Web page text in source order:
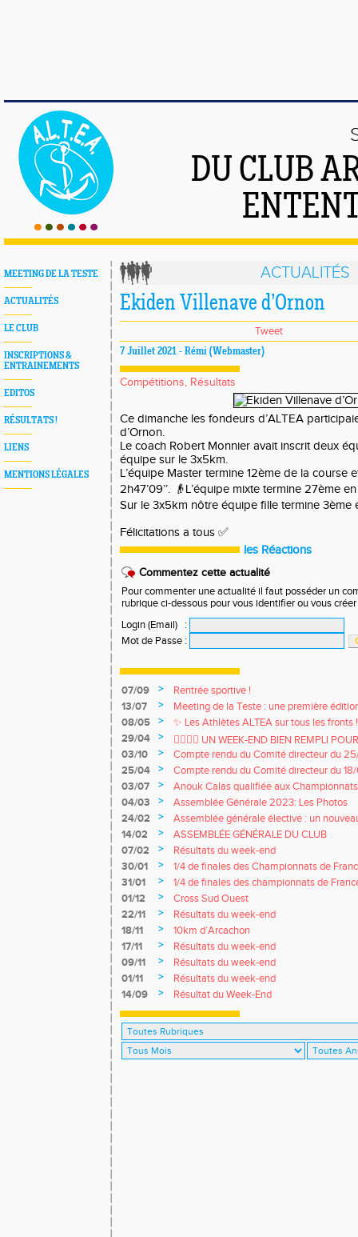
DU CLUB
MEETING DE LA TESTE
ACTUALITÉS
LE CLUB
INSCRIPTIONS &
ENTRAINEMENTS
EDITOS
RÉSULTATS !
LIENS
MENTIONS LÉGALES
ACTUALITÉS
Ekiden Villenave d’Ornon
Tweet
7 Juillet 2021 - Rémi (Webmaster)
Compétitions, Résultats
Ce dimanche les fondeurs d’ALTEA
d’Ornon.
Le coach Robert Monnier avait inscrit deux
équipe sur le 3x5km.
L’équipe Master termine 12ème de la course
2h47’09’’. 👴L’équipe mixte termine 27ème en
Sur le 3x5km nôtre équipe fille termine 3ème en
Félicitations a tous ✅
les Réactions
Commentez cette actualité
Pour commenter une actualité il faut posséder un
rubrique ci-dessous pour vous identifier ou vous
Login (Email)
:
Mot de Passe :
07/09 >
Rentrée sportive !
13/07
>
Meeting de la Teste : une première
08/05
>
✨ Les Athlètes ALTEA sur tous les fronts
29/04
>
🏃‍♀️🏃‍♂️ UN WEEK-END BIEN REMPLI
03/10
>
Compte rendu du Comité directeur du
25/04
>
Compte rendu du Comité directeur du
03/07
>
Anouk Calas qualifiée aux
m Marche !
04/03 >
Assemblée Générale 2023: Les Photos
24/02
>
Assemblée générale élective : un
14/02
>
ASSEMBLÉE GÉNÉRALE DU CLUB
07/02
>
Résultats du week-end
30/01
>
1/4 de finales des Championnats de
31/01
>
1/4 de finales des championnats de
01/12
>
Cross Sud Ouest
22/11
>
Résultats du week-end
18/11
>
10km d’Arcachon
17/11
>
Résultats du week-end
09/11
>
Résultats du week-end
01/11
>
Résultats du week-end
14/09
> Résultat du Week-End